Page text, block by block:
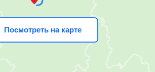
Посмотреть на карте